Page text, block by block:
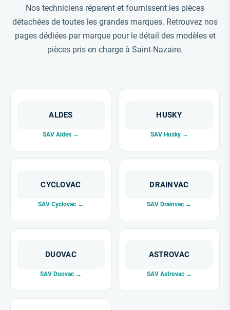
Nos techniciens réparent et fournissent les pièces
détachées de toutes les grandes marques. Retrouvez nos
pages dédiées par marque pour le détail des modèles et
pièces pris en charge à Saint-Nazaire.
ALDES
SAV Aldes →
HUSKY
SAV Husky →
CYCLOVAC
SAV Cyclovac →
DRAINVAC
SAV Drainvac →
DUOVAC
SAV Duovac →
ASTROVAC
SAV Astrovac →